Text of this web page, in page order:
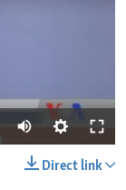
Direct link